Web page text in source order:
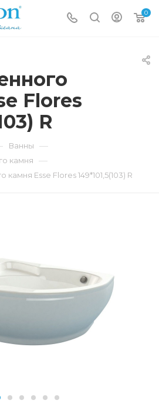
0
Flores
R
Ванны —
камня —
Esse Flores 149*101,5(103) R